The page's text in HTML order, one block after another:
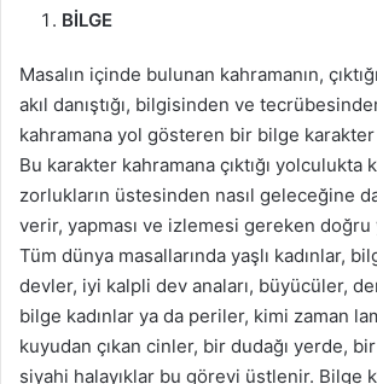
BİLGE
Masalın içinde bulunan kahramanın,
akıl danıştığı, bilgisinden ve
kahramana yol gösteren bir bilge
Bu karakter kahramana çıktığı yolculukta
zorlukların üstesinden nasıl geleceğine
verir, yapması ve izlemesi gereken
Tüm dünya masallarında yaşlı kadınlar,
devler, iyi kalpli dev anaları, büyücüler,
bilge kadınlar ya da periler, kimi zaman
kuyudan çıkan cinler, bir dudağı yerde,
siyahi halayıklar bu görevi üstlenir. Bilge